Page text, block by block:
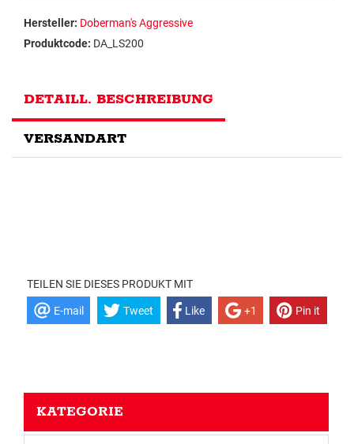
Hersteller: Doberman's Aggressive
Produktcode: DA_LS200
DETAILL. BESCHREIBUNG
VERSANDART
TEILEN SIE DIESES PRODUKT MIT
E-mail Tweet Like +1 Pin it
KATEGORIE